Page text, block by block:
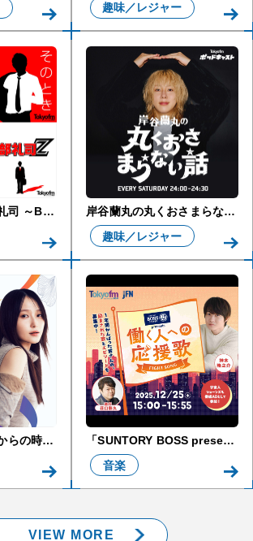
趣味／レジャー
NISSAN あ、安部礼司 ～BEYOND THE AVERAGE～
岸谷蘭丸の丸くおさまらない話
趣味／レジャー
『鞘師里保とこれからの時間』presented by 明治ブルガリアヨーグルト
「SUNTORY BOSS presents 働く人への応援歌」
音楽
VIEW MORE